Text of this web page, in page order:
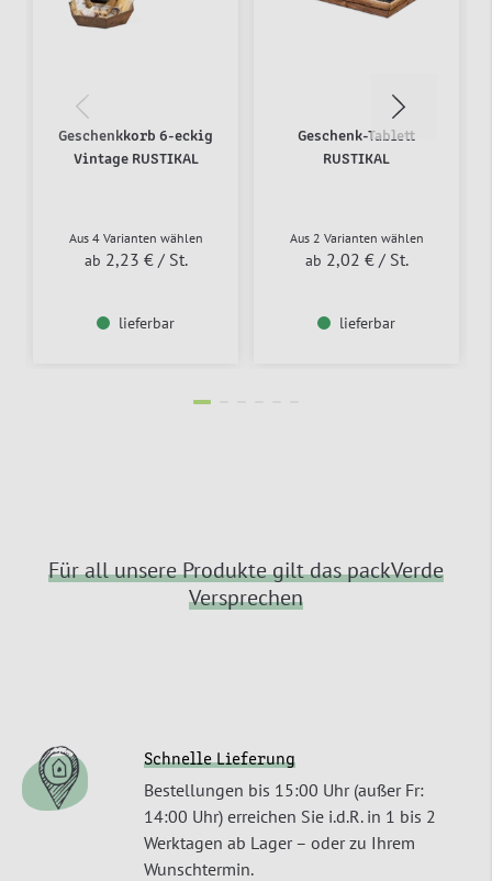
Geschenkkorb 6-eckig
Vintage RUSTIKAL
Aus 4 Varianten wählen
ab 2,23 € / St.
lieferbar
Geschenk-Tablett
RUSTIKAL
Aus 2 Varianten wählen
ab 2,02 € / St.
lieferbar
Für all unsere Produkte gilt das packVerde
Versprechen
Schnelle Lieferung
Bestellungen bis 15:00 Uhr (außer Fr:
14:00 Uhr) erreichen Sie i.d.R. in 1 bis 2
Werktagen ab Lager – oder zu Ihrem
Wunschtermin.